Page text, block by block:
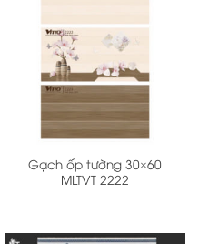
Gạch ốp tường 30×60
MLTVT 2222